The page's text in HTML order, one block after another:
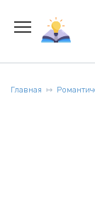
содержанию
Главная